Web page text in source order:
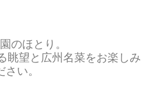
のほとり。
眺望と広州名菜をお楽しみ
さい。